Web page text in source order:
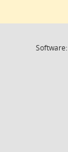
Software: